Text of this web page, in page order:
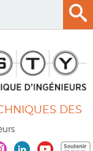
DES